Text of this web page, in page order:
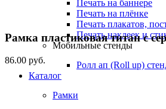
Печать на баннере
Печать на плёнке
Печать плакатов,
Печать наклеек и
Мобильные стенды
Ролл ап (Roll up)
Каталог
Рамки
Рамка пластиковая титан с
86.00 руб.